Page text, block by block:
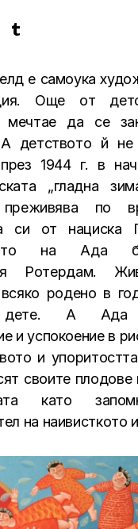
е самоука
Още от
мечтае да се
А детството й не
1944 г. в
„гладна
преживява по
си от нациска
на Ада
Ротердам.
родено в
дете. А Ада
и успокоение в
и
своите плодове
като
на наивисткото